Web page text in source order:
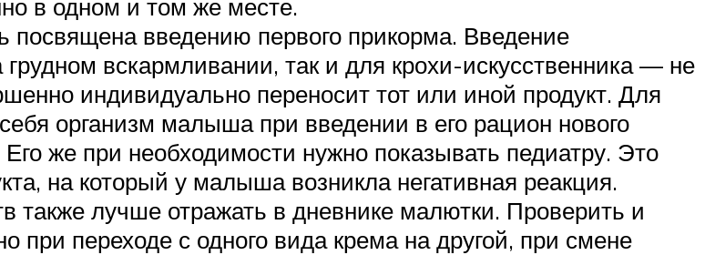
в одном и том же месте.
введению первого прикорма. Введение
вскармливании, так и для крохи-­искусственника — не
индивидуально переносит тот или иной продукт. Для
организм малыша при введении в его рацион нового
же при необходимости нужно показывать педиатру. Это
на который у малыша возникла негативная реакция.
также лучше отражать в дневнике малютки. Проверить и
при переходе с одного вида крема на другой, при смене